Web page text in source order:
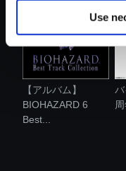
Use
【アルバム】
BIOHAZARD 6
Best...